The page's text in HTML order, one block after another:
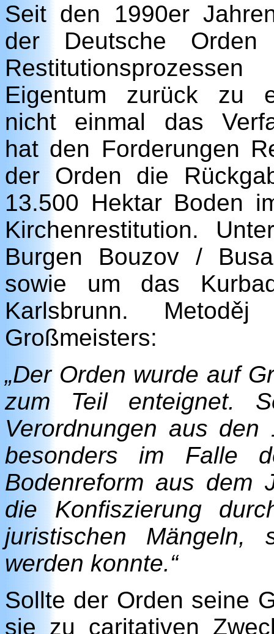
Seit den 1990er
der Deutsche
Eigentum zurück zu
nicht einmal das
hat den Forderungen
der Orden die
13.500 Hektar Boden
Kirchenrestitution.
Burgen Bouzov /
sowie um das
Karlsbrunn.
Großmeisters:
„Der Orden wurde auf
zum Teil enteignet.
Verordnungen aus
besonders im Falle
Bodenreform aus dem
die Konfiszierung
juristischen
werden konnte.“
Sollte der Orden seine
sie zu caritativen